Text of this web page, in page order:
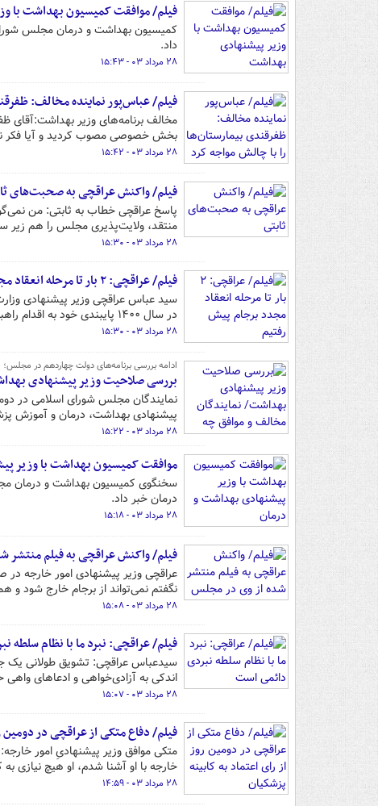
فیلم/ موافقت کمیسیون بهداشت با
کمیسیون بهداشت و درمان مجلس
داد.
۲۸ مرداد ۰۳ - ۱۵:۴۳
فیلم/ عباس‌پور نماینده مخالف:
مخالف برنامه‌های وزیر بهداشت:آقای
بخش خصوصی مصوب کردید و آیا فکر
۲۸ مرداد ۰۳ - ۱۵:۴۲
فیلم/ واکنش عراقچی به صحبت‌های
پاسخ عراقچی خطاب به ثابتی: من
منتقد، ولایت‌پذیری مجلس را هم زیر
۲۸ مرداد ۰۳ - ۱۵:۳۰
فیلم/ عراقچی: ۲ بار تا مرحله انعقاد مجدد برجام پیش رفتیم
در سال ۱۴۰۰ پایبندی خود به اقدام راهبردی را نشان دادم.
۲۸ مرداد ۰۳ - ۱۵:۳۰
ادامه بررسی برنامه‌های دولت چهاردهم در مجلس؛
بررسی صلاحیت وزیر پیشنهادی
نمایندگان مجلس شورای اسلامی در
پیشنهادی بهداشت، درمان و آموزش
۲۸ مرداد ۰۳ - ۱۵:۲۲
موافقت کمیسیون بهداشت با وزیر
سخنگوی کمیسیون بهداشت و درمان
درمان خبر داد.
۲۸ مرداد ۰۳ - ۱۵:۱۸
فیلم/ واکنش عراقچی به فیلم منتشر
عراقچی وزیر پیشنهادی امور خارجه
نگفتم نمی‌تواند از برجام خارج شود و
۲۸ مرداد ۰۳ - ۱۵:۰۸
فیلم/ عراقچی: نبرد ما با نظام سلطه
سیدعباس عراقچی: تشویق طولانی یک
اندکی به آزادی‌خواهی و ادعاهای
۲۸ مرداد ۰۳ - ۱۵:۰۷
فیلم/ دفاع متکی از عراقچی در دومین
متکی موافق وزیر پیشنهادیِ امور
خارجه با او آشنا شدم، او هیچ نیازی به
۲۸ مرداد ۰۳ - ۱۴:۵۹